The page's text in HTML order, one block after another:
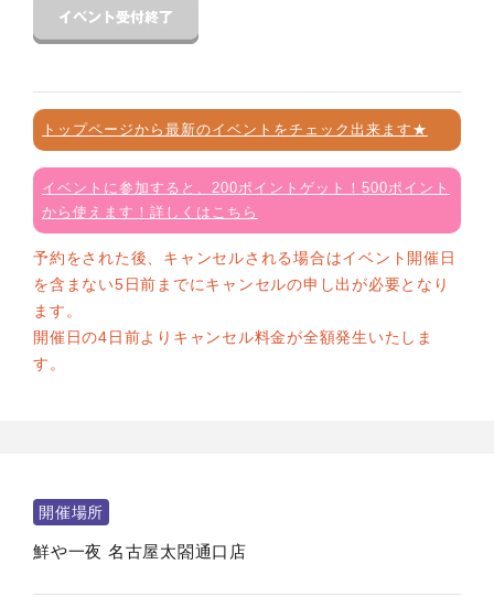
トップページから最新のイベントをチェック出来ます★
イベントに参加すると、200ポイントゲット！500ポイント
から使えます！詳しくはこちら
予約をされた後、キャンセルされる場合はイベント開催日
を含まない5日前までにキャンセルの申し出が必要となり
ます。
開催日の4日前よりキャンセル料金が全額発生いたしま
す。
開催場所
鮮や一夜 名古屋太閤通口店